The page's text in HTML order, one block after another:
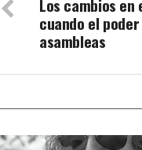
Los cambios
cuando el
asambleas